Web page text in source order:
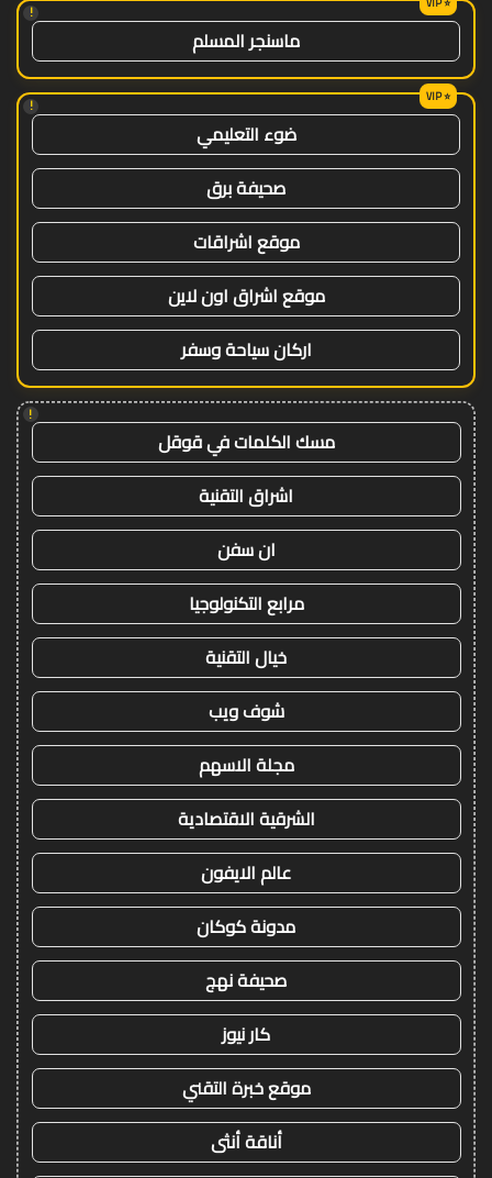
!
ماسنجر المسلم
!
ضوء التعليمي
صحيفة برق
موقع اشراقات
موقع اشراق اون لاين
اركان سياحة وسفر
!
مسك الكلمات في قوقل
اشراق التقنية
ان سفن
مرابع التكنولوجيا
خيال التقنية
شوف ويب
مجلة الاسهم
الشرقية الاقتصادية
عالم الايفون
مدونة كوكان
صحيفة نهج
كار نيوز
موقع خبرة التقني
أناقة أنثى